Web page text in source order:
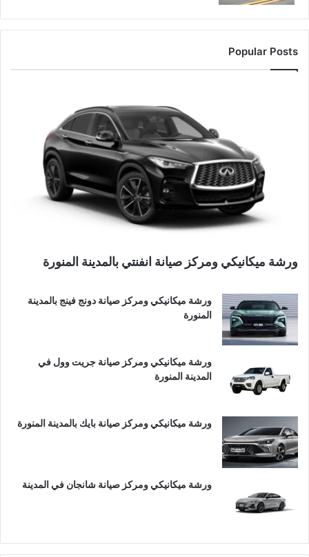
Popular Posts
ورشة ميكانيكي ومركز صيانة انفنتي بالمدينة المنورة
ورشة ميكانيكي ومركز صيانة دونج فينج بالمدينة
المنورة
ورشة ميكانيكي ومركز صيانة جريت وول في
المدينة المنورة
ورشة ميكانيكي ومركز صيانة بايك بالمدينة المنورة
ورشة ميكانيكي ومركز صيانة شانجان في المدينة